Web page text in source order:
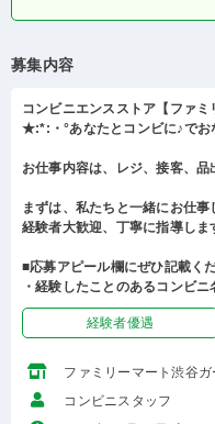
募集内容
コンビニエンスストア【ファミ
★:*:・°あなたとコンビに♪で
お仕事内容は、レジ、接客、品
まずは、私たちと一緒にお仕事
経験者大歓迎、丁寧に指導しま
■応募アピール欄にぜひ記載く
・経験したことのあるコンビ
経験者優遇
ファミリーマート渋谷
コンビニスタッフ